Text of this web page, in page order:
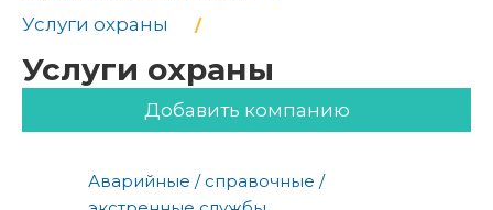
Услуги охраны
Услуги охраны
Добавить компанию
Аварийные / справочные /